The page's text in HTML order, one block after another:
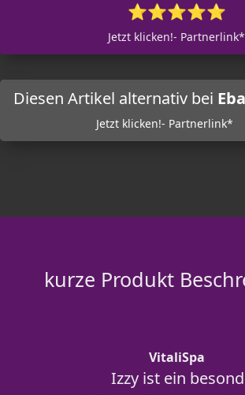
⭐⭐⭐⭐⭐
Jetzt klicken!- Partnerlink*
Diesen Artikel alternativ bei
Jetzt klicken!- Partnerlink*
kurze Produkt
VitaliSpa
Izzy ist ein